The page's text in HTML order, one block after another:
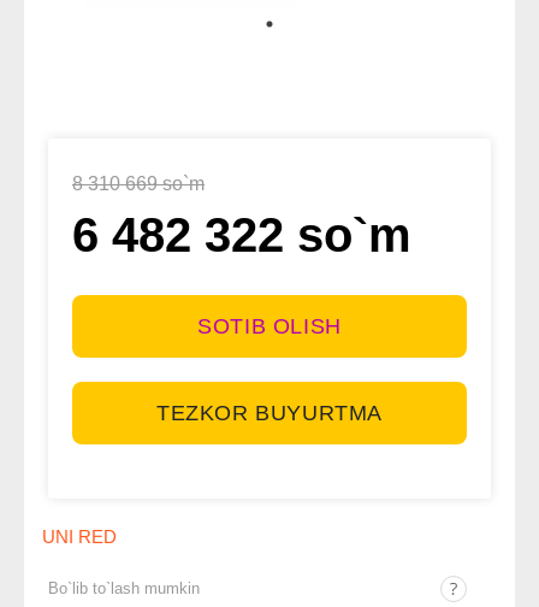
8 310 669 so`m
6 482 322 so`m
SOTIB OLISH
TEZKOR BUYURTMA
UNI RED
Bo`lib to`lash mumkin